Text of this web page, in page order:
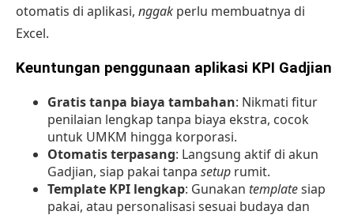
otomatis di aplikasi, nggak perlu membuatnya di
Excel.
Keuntungan penggunaan aplikasi KPI Gadjian
Gratis tanpa biaya tambahan: Nikmati fitur
penilaian lengkap tanpa biaya ekstra, cocok
untuk UMKM hingga korporasi.
Otomatis terpasang: Langsung aktif di akun
Gadjian, siap pakai tanpa setup rumit.
Template KPI lengkap: Gunakan templatesiap
pakai, atau personalisasi sesuai budaya dan